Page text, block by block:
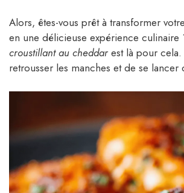
Alors, êtes-vous prêt à transformer
en une délicieuse expérience culinaire
croustillant au cheddarest là pour cela.
retrousser les manches et de se lancer